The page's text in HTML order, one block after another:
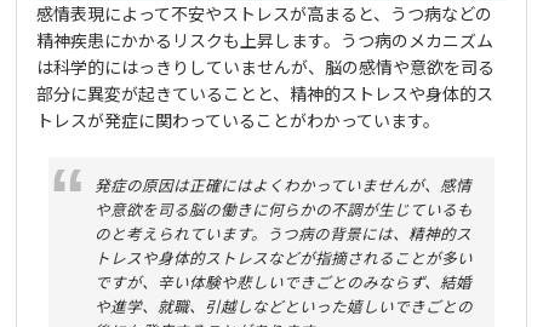
感情表現によって不安やストレスが高まると、うつ病などの
精神疾患にかかるリスクも上昇します。うつ病のメカニズム
は科学的にはっきりしていませんが、脳の感情や意欲を司る
部分に異変が起きていることと、精神的ストレスや身体的ス
トレスが発症に関わっていることがわかっています。
発症の原因は正確にはよくわかっていませんが、感情
や意欲を司る脳の働きに何らかの不調が生じているも
のと考えられています。うつ病の背景には、精神的ス
トレスや身体的ストレスなどが指摘されることが多い
ですが、辛い体験や悲しいできごとのみならず、結婚
や進学、就職、引越しなどといった嬉しいできごとの